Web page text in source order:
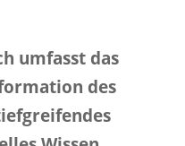
umfasst das
des